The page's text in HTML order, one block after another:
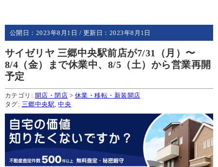
公開日： 2023年8月1日 / 更新日： 2023年8月1日
サイゼリヤ 三郷中央駅前店が7/31（月）〜
8/4（金）まで休業中、8/5（土）から営業再開
予定
カテゴリ: 開店・閉店 > 休業・移転・新装開店
タグ: 三郷中央駅,中央